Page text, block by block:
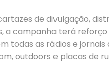
de divulgação,
a campanha terá
todas as rádios e jornais
outdoors e placas de